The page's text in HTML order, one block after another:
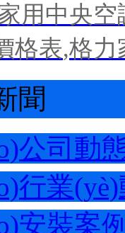
用中央空
格表,格力
聞
公司動
行業
安裝案